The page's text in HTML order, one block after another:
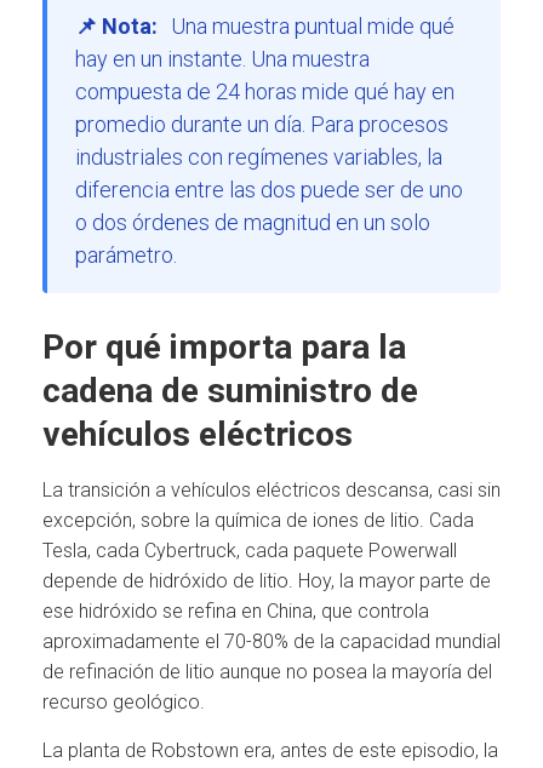
📌 Nota:
Una muestra puntual mide qué
hay en un instante. Una muestra
compuesta de 24 horas mide qué hay en
promedio durante un día. Para procesos
industriales con regímenes variables, la
diferencia entre las dos puede ser de uno
o dos órdenes de magnitud en un solo
parámetro.
Por qué importa para la
cadena de suministro de
vehículos eléctricos
La transición a vehículos eléctricos descansa, casi sin
excepción, sobre la química de iones de litio. Cada
Tesla, cada Cybertruck, cada paquete Powerwall
depende de hidróxido de litio. Hoy, la mayor parte de
ese hidróxido se refina en China, que controla
aproximadamente el 70-80% de la capacidad mundial
de refinación de litio aunque no posea la mayoría del
recurso geológico.
La planta de Robstown era, antes de este episodio, la